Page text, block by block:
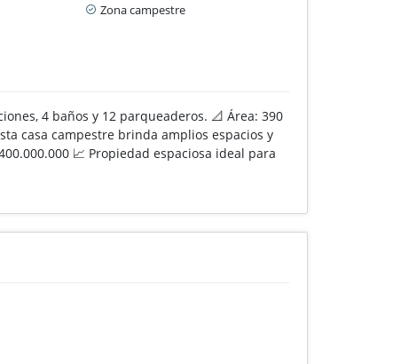
Zona campestre
4 baños y 12 parqueaderos. 📐 Área: 390
casa campestre brinda amplios espacios y
📈 Propiedad espaciosa ideal para